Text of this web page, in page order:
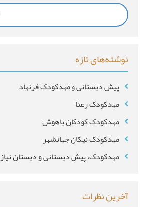
نوشته‌های تازه
پیش دبستانی و مهدکودک فرنهاد
مهدکودک رعنا
مهدکودک کودکان باهوش
مهدکودک نیکان جهانشهر
مهدکودک، پیش دبستانی و دبستان نیاز
آخرین نظرات